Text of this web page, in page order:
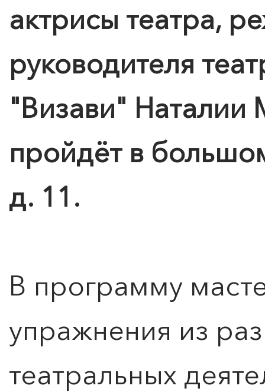
актрисы театра,
руководителя
"Визави" Наталии
пройдёт в
д. 11.
В программу
упражнения из
театральных